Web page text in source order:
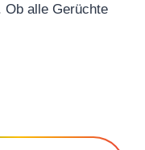
Ob alle Gerüchte